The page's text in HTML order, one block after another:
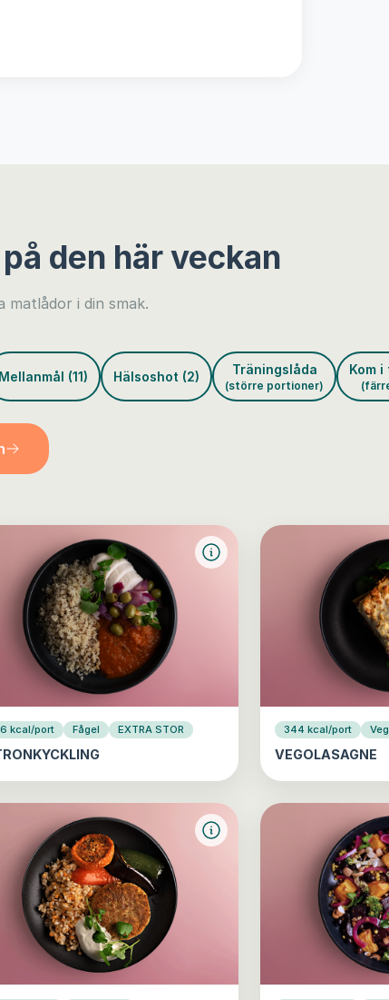
den här veckan
i din smak.
Mellanmål (11) Hälsoshot (2) Träningslåda
(större portioner)
Kom
kcal/port Fågel EXTRA STOR 344 kcal/port
VEGOLASAGNE